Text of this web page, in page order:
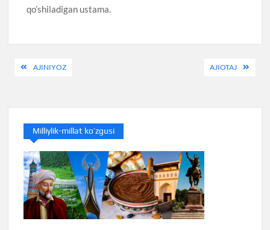
qo’shiladigan ustama.
PostAJINIYOZ AJIOTAJ
Milliylik-millat ko’zgusi